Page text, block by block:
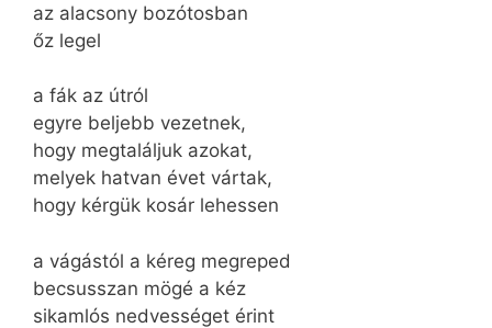
az alacsony bozótosban
őz legel
a fák az útról
egyre beljebb vezetnek,
hogy megtaláljuk azokat,
melyek hatvan évet vártak,
hogy kérgük kosár lehessen
a vágástól a kéreg megreped
becsusszan mögé a kéz
sikamlós nedvességet érint